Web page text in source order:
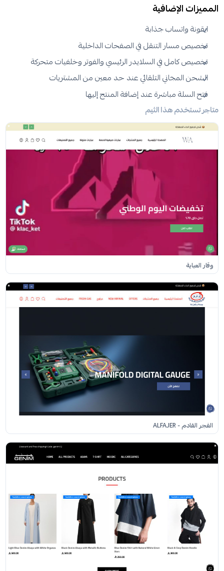
المميزات الإضافية
ايقونة واتساب جذابة
تخصيص مسار التنقل في الصفحات الداخلية
تخصيص كامل في السلايدر الرئيسي والفوتر وخلفيات متحركة
الشحن المجاني التلقائي عند حد معين من المشتريات
فتح السلة مباشرة عند إضافة المنتج إليها
متاجر تستخدم هذا الثيم
وقار العباية
الفجر القادم - ALFAJER